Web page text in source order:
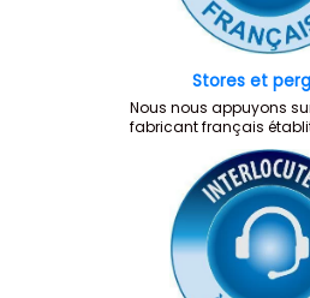
Stores et
Nous nous appuyons
fabricant français